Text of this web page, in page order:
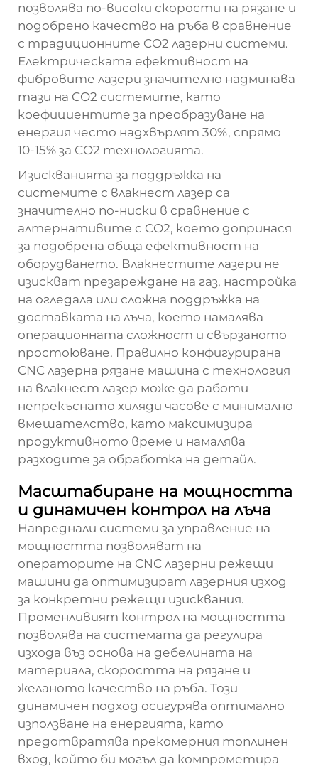
позволява по-високи скорости на рязане и
подобрено качество на ръба в сравнение
с традиционните CO2 лазерни системи.
Електрическата ефективност на
фибровите лазери значително надминава
тази на CO2 системите, като
коефициентите за преобразуване на
енергия често надхвърлят 30%, спрямо
10-15% за CO2 технологията.
Изискванията за поддръжка на
системите с влакнест лазер са
значително по-ниски в сравнение с
алтернативите с CO2, което допринася
за подобрена обща ефективност на
оборудването. Влакнестите лазери не
изискват презареждане на газ, настройка
на огледала или сложна поддръжка на
доставката на лъча, което намалява
операционната сложност и свързаното
простоюване. Правилно конфигурирана
CNC лазерна рязане машина с технология
на влакнест лазер може да работи
непрекъснато хиляди часове с минимално
вмешателство, като максимизира
продуктивното време и намалява
разходите за обработка на детайл.
Масштабиране на мощността
и динамичен контрол на лъча
Напреднали системи за управление на
мощността позволяват на
операторите на CNC лазерни режещи
машини да оптимизират лазерния изход
за конкретни режещи изисквания.
Променливият контрол на мощността
позволява на системата да регулира
изхода въз основа на дебелината на
материала, скоростта на рязане и
желаното качество на ръба. Този
динамичен подход осигурява оптимално
използване на енергията, като
предотвратява прекомерния топлинен
вход, който би могъл да компрометира